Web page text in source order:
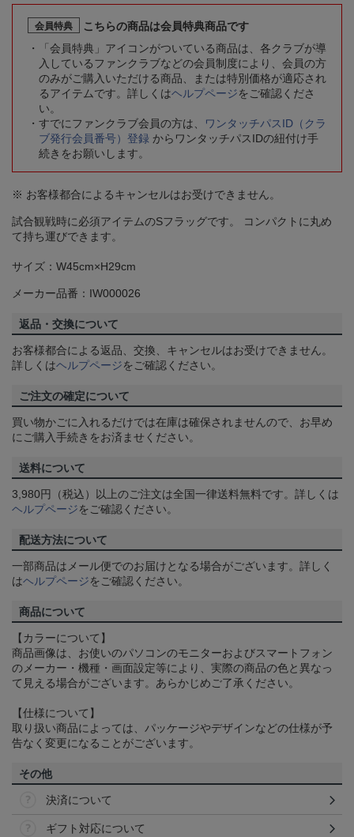
会員特典
こちらの商品は会員特典商品です
「会員特典」アイコンがついている商品は、各クラブが導
入しているファンクラブなどの会員制度により、会員の方
のみがご購入いただける商品、または特別価格が適応され
るアイテムです。詳しくはヘルプページをご確認くださ
い。
すでにファンクラブ会員の方は、
ワンタッチパスID（クラ
ブ発行会員番号）登録 からワンタッチパスIDの紐付け手
続きをお願いします。
※ お客様都合によるキャンセルはお受けできません。
試合観戦時に必須アイテムのSフラッグです。 コンパクトに丸め
て持ち運びできます。
サイズ：W45cm×H29cm
メーカー品番：IW000026
返品・交換について
お客様都合による返品、交換、キャンセルはお受けできません。
詳しくはヘルプページをご確認ください。
ご注文の確定について
買い物かごに入れるだけでは在庫は確保されませんので、お早め
にご購入手続きをお済ませください。
送料について
3,980円（税込）以上のご注文は全国一律送料無料です。詳しくは
ヘルプページをご確認ください。
配送方法について
一部商品はメール便でのお届けとなる場合がございます。詳しく
はヘルプページをご確認ください。
商品について
【カラーについて】
商品画像は、お使いのパソコンのモニターおよびスマートフォン
のメーカー・機種・画面設定等により、実際の商品の色と異なっ
て見える場合がございます。あらかじめご了承ください。
【仕様について】
取り扱い商品によっては、パッケージやデザインなどの仕様が予
告なく変更になることがございます。
その他
決済について
ギフト対応について